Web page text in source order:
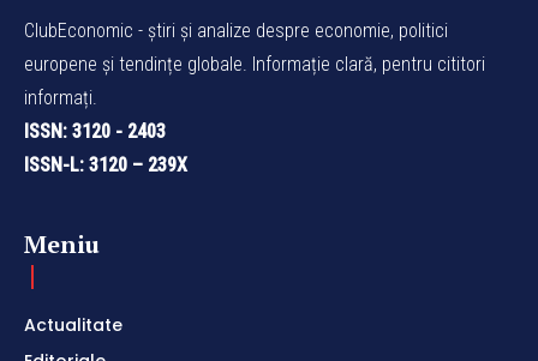
ClubEconomic - știri și analize despre economie, politici
europene și tendințe globale. Informație clară, pentru cititori
informați.
ISSN: 3120 - 2403
ISSN-L: 3120 – 239X
Meniu
Actualitate